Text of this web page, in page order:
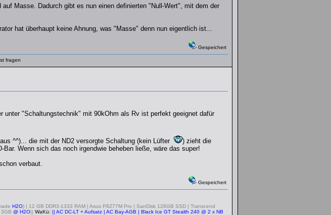
Masse. Dadurch gibt es nun einen definierten "Null-Wert", mit dem der
hat überhaupt keine Ahnung, was "Masse" denn nun eigentlich ist...
Gespeichert
fragen
unter "Schaltungstechnik" mit 90kOhm als Rv ist perfekt geeignet dafür
^^)... die mit der ND2 versorgte Schaltung (kein Lüfter
) zieht die
Wenn sich das noch irgendwie beheben ließe, wäre das super!
verbaut.
Gespeichert
H2O) | 12 GB DDR3-1333 RAM | Asus P8Z77M Pro | SanDisk 128GB SSD | Transcend
@ H2O|| WaKü: || AC DC-LT + Aufsatz | AC Bay-AGB | Black Ice GT Stealth 240 @ 2 x NB